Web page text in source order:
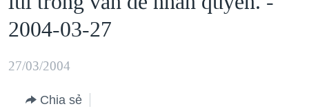
chính
Tới
hướng
chính
BLOG
MỤC
TỰ DO BÁO CHÍ
CHUYÊN ĐỀ
2004-03-27
27/03/2004
Chia sẻ